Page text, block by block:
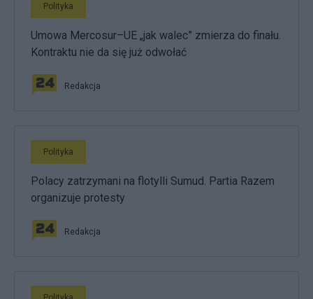
Polityka
Umowa Mercosur–UE „jak walec” zmierza do finału.
Kontraktu nie da się już odwołać
Redakcja
Polityka
Polacy zatrzymani na flotylli Sumud. Partia Razem
organizuje protesty
Redakcja